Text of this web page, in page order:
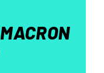
MACRON